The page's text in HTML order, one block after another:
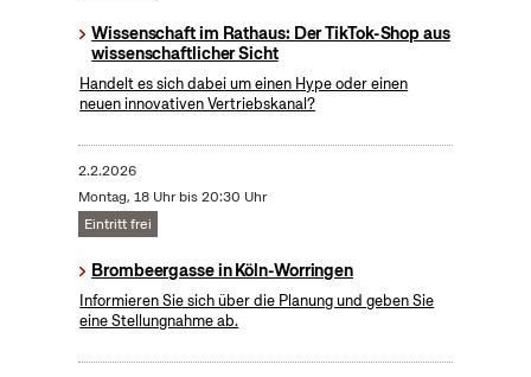
Wissenschaft im Rathaus: Der TikTok-Shop aus
wissenschaftlicher Sicht
Handelt es sich dabei um einen Hype oder einen
neuen innovativen Vertriebskanal?
2.2.2026
Montag, 18 Uhr bis 20:30 Uhr
Eintritt frei
Brombeergasse in Köln-Worringen
Informieren Sie sich über die Planung und geben Sie
eine Stellungnahme ab.